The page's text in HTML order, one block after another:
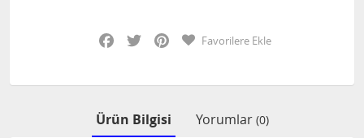
Facebook
Twitter PinterestFavorilere Ekle
Ürün Bilgisi Yorumlar (0)